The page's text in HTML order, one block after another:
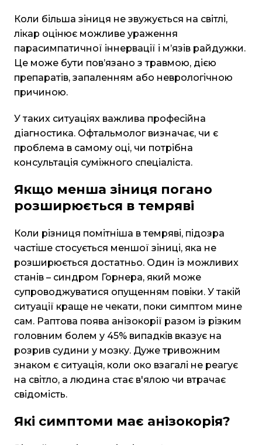
Коли більша зіниця не звужується на світлі,
лікар оцінює можливе ураження
парасимпатичної іннервації і м’язів райдужки.
Це може бути пов’язано з травмою, дією
препаратів, запаленням або неврологічною
причиною.
У таких ситуаціях важлива професійна
діагностика. Офтальмолог визначає, чи є
проблема в самому оці, чи потрібна
консультація суміжного спеціаліста.
Якщо менша зіниця погано
розширюється в темряві
Коли різниця помітніша в темряві, підозра
частіше стосується меншої зіниці, яка не
розширюється достатньо. Один із можливих
станів – синдром Горнера, який може
супроводжуватися опущенням повіки. У такій
ситуації краще не чекати, поки симптом мине
сам. Раптова поява анізокорії разом із різким
головним болем у 45% випадків вказує на
розрив судини у мозку. Дуже тривожним
знаком є ситуація, коли око взагалі не реагує
на світло, а людина стає в'ялою чи втрачає
свідомість.
Які симптоми має анізокорія?